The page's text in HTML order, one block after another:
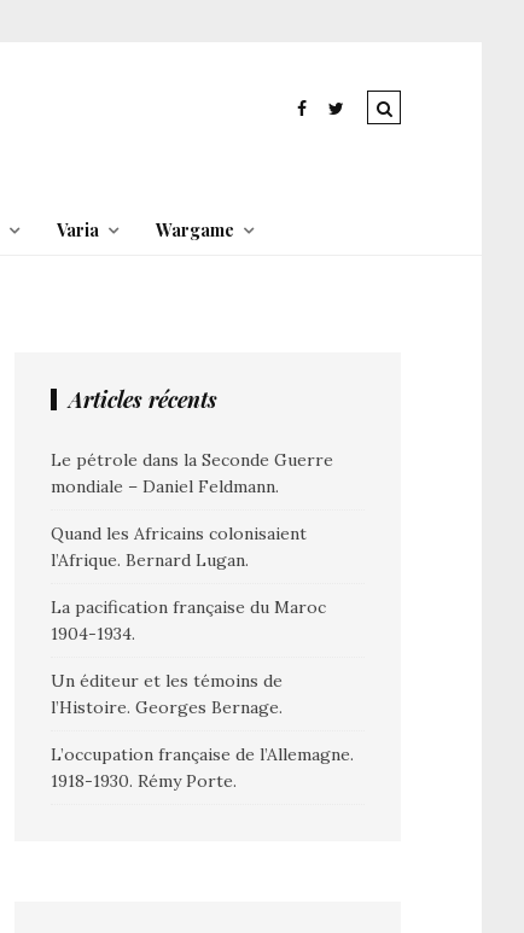
Varia Wargame
Articles récents
Le pétrole dans la Seconde Guerre
mondiale – Daniel Feldmann.
Quand les Africains colonisaient
l’Afrique. Bernard Lugan.
La pacification française du Maroc
1904-1934.
Un éditeur et les témoins de
l’Histoire. Georges Bernage.
L’occupation française de l’Allemagne.
1918-1930. Rémy Porte.